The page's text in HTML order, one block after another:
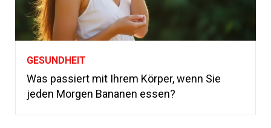
GESUNDHEIT
Was passiert mit Ihrem Körper, wenn Sie
jeden Morgen Bananen essen?